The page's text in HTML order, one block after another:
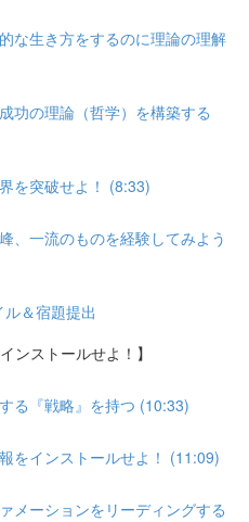
な生き方をするのに理論の理解
功の理論（哲学）を構築する
を突破せよ！ (8:33)
、一流のものを経験してみよう
＆宿題提出
ストールせよ！】
る『戦略』を持つ (10:33)
をインストールせよ！ (11:09)
メーションをリーディングする